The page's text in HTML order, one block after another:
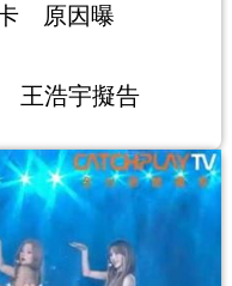
卡 原因曝
王浩宇擬告